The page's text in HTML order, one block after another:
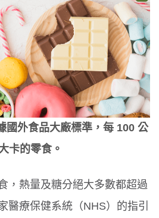
國外食品大廠標準，每 100 公
卡的零食。
，熱量及糖分絕大多數都超過
醫療保健系統（NHS）的指引